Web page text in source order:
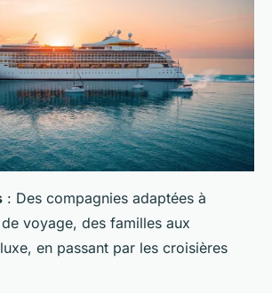
: Des compagnies adaptées à
voyage, des familles aux
en passant par les croisières